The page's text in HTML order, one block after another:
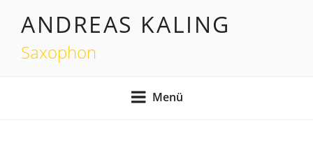
InhaltANDREAS KALING
Saxophon
Menü